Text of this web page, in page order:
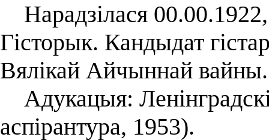
Нарадзілася
Гісторык. Кандыдат
Вялікай Айчыннай вайны.
Адукацыя:
аспірантура, 1953).